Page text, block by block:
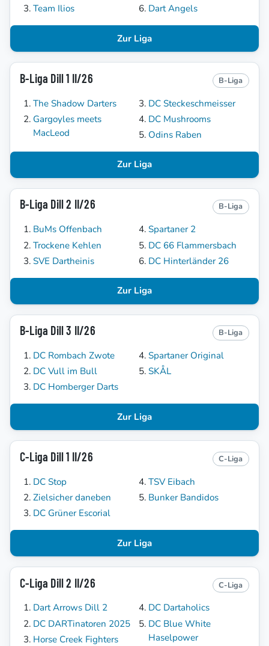
Team Ilios
Dart Angels
Zur Liga
B-Liga Dill 1 II/26 B-Liga
The Shadow Darters
Gargoyles meets
MacLeod
DC Steckeschmeisser
DC Mushrooms
Odins Raben
Zur Liga
B-Liga Dill 2 II/26 B-Liga
BuMs Offenbach
Trockene Kehlen
SVE Dartheinis
Spartaner 2
DC 66 Flammersbach
DC Hinterländer 26
Zur Liga
B-Liga Dill 3 II/26 B-Liga
DC Rombach Zwote
DC Vull im Bull
DC Homberger Darts
Spartaner Original
SKÅL
Zur Liga
C-Liga Dill 1 II/26 C-Liga
DC Stop
Zielsicher daneben
DC Grüner Escorial
TSV Eibach
Bunker Bandidos
Zur Liga
C-Liga Dill 2 II/26 C-Liga
Dart Arrows Dill 2
DC DARTinatoren 2025
Horse Creek Fighters
DC Dartaholics
DC Blue White
Haselpower